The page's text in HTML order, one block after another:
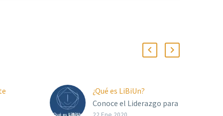
¿Qué es LiBiUn?
Conoce el Liderazgo para